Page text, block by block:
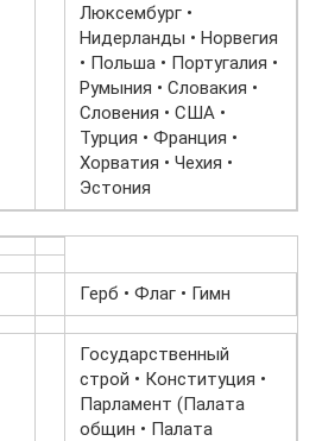
Люксембург •
Нидерланды • Норвегия
• Польша • Португалия •
Румыния • Словакия •
Словения • США •
Турция • Франция •
Хорватия • Чехия •
Эстония
Герб • Флаг • Гимн
Государственный
строй • Конституция •
Парламент (Палата
общин • Палата